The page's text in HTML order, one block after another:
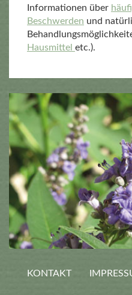
Informationen über
Beschwerden und
Hausmittel etc.).
KONTAKT